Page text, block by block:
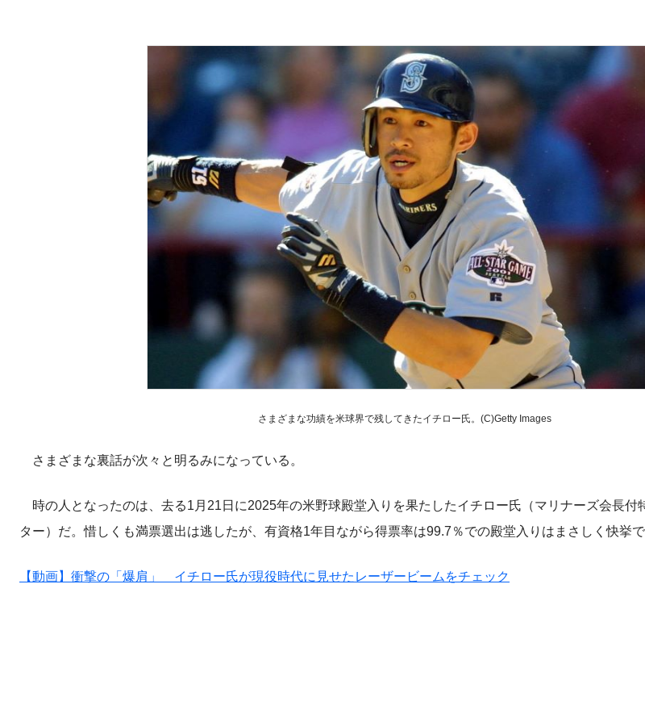
さまざまな功績を米球界で残してきたイチロー氏。(C)Getty Images
さまざまな裏話が次々と明るみになっている。
時の人となったのは、去る1月21日に2025年の米野球殿堂入りを果たしたイチロー氏（マリナーズ会長付
ター）だ。惜しくも満票選出は逃したが、有資格1年目ながら得票率は99.7％での殿堂入りはまさしく快挙で
【動画】衝撃の「爆肩」 イチロー氏が現役時代に見せたレーザービームをチェック